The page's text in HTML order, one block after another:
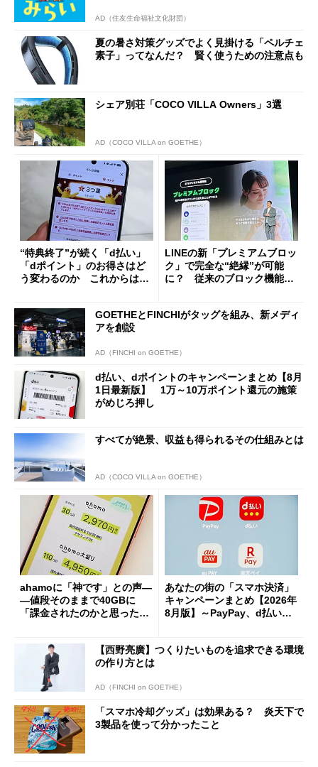
AD（住友生命福祉文化財団）
夏の暑さ対策グッズでよく見掛ける「ペルチェ
素子」ってなんだ？ 賢く使うための注意点も
シェア別荘「COCO VILLA Owners」3選
AD（COCO VILLA on GOETHE）
“特典終了”が続く「d払い」
「dポイント」のお得さはど
う変わるのか これからは
LINEの新「プレミアムブロッ
ク」で完全な“絶縁”が可能
に？ 従来のブロック機能と
GOETHEとFINCHIがタッグを組み、新メディ
アを創設
AD（FINCHI on GOETHE）
d払い、dポイントのキャンペーンまとめ【8月
1日最新版】 1万～10万ポイント還元の施策
がめじろ押し
すべてが絶景、収益も得られるその仕組みとは
AD（COCO VILLA on GOETHE）
ahamoに「神です」との声―
―値段そのままで40GBに
「課金されたのかと思った」
あなたの街の「スマホ決済」
キャンペーンまとめ【2026年
8月版】～PayPay、d払い、a
【西野亮廣】つくりたいものを追求できる環境
の作り方とは
AD（FINCHI on GOETHE）
「スマホ冷却グッズ」は効果ある？ 炎天下で
3製品を使って分かったこと